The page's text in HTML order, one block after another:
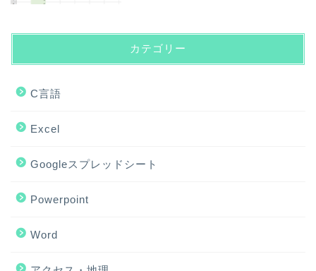
カテゴリー
C言語
Excel
Googleスプレッドシート
Powerpoint
Word